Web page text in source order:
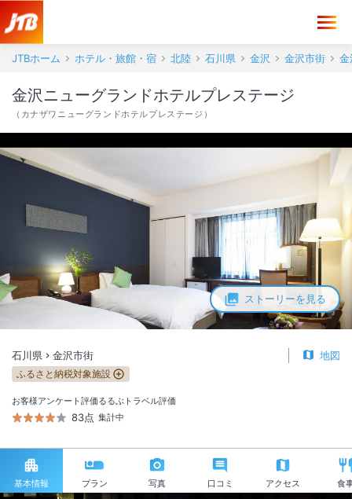
JTBホーム ホテル・旅館・宿 北陸 石川県 金沢 金沢市街 金
ストーリーを見る
金沢ニューグランドホテルプレステージ
（ カナザワニューグランドホテルプレステージ ）
石川県 金沢市街 地図
ふるさと納税対象施設
お客様アンケート評価
83点
るるぶトラベル評価
集計中
基本情報 プラン 写真 口コミ アクセス 食